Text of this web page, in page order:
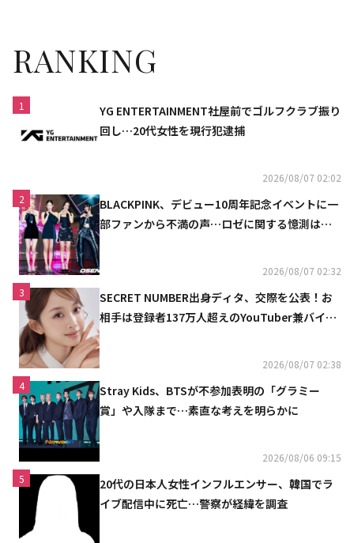
RANKING
1
YG ENTERTAINMENT社屋前でゴルフクラブ振り
回し…20代女性を現行犯逮捕
2026/08/07 02:02
2
BLACKPINK、デビュー10周年記念イベントに一
部ファンから不満の声…ロゼに関する憶測は否
2026/08/07 02:32
3
SECRET NUMBER出身ディタ、交際を公表！お
相手は登録者137万人超えのYouTuber兼バイオ
2026/08/07 02:38
4
Stray Kids、BTSが不参加表明の「グラミー
賞」や入隊まで…素直な考えを明らかに
2026/08/06 09:15
5
20代の日本人女性インフルエンサー、韓国でラ
イブ配信中に死亡…警察が経緯を調査